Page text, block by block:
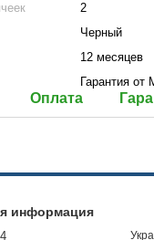
2
Черный
12 месяцев
Гарантия от
Оплата
информация